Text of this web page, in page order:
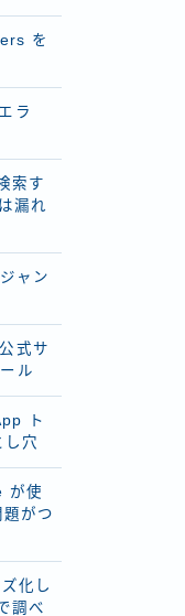
を
ラ
索す
漏れ
ャン
式サ
ル
ト
穴
が使
がつ
化し
調べ